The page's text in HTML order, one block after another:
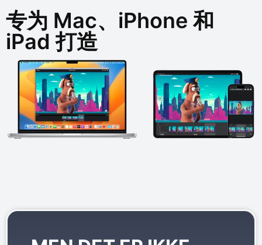
专为 Mac、iPhone 和
iPad 打造